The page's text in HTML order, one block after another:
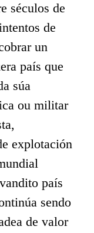
séculos de
de
un
país que
súa
ou militar
explotación
país
sendo
de valor